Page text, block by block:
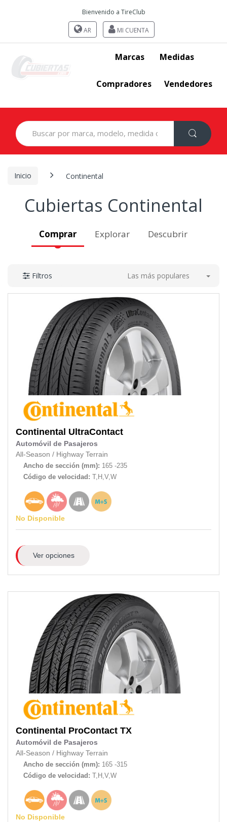
Bienvenido a TireClub
AR MI CUENTA
Marcas Medidas
Compradores Vendedores
Search
for:
Inicio Continental
Cubiertas Continental
Comprar Explorar Descubrir
Filtros Las más populares
Continental UltraContact
Automóvil de Pasajeros
All-Season / Highway Terrain
Ancho de sección (mm): 165 -235
Código de velocidad: T,H,V,W
No Disponible
Ver opciones
Continental ProContact TX
Automóvil de Pasajeros
All-Season / Highway Terrain
Ancho de sección (mm): 165 -315
Código de velocidad: T,H,V,W
No Disponible